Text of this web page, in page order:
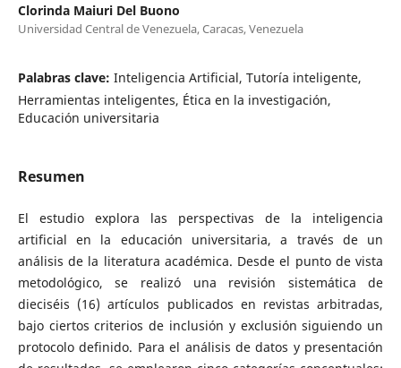
Clorinda Maiuri Del Buono
Universidad Central de Venezuela, Caracas, Venezuela
Palabras clave: Inteligencia Artificial, Tutoría inteligente,
Herramientas inteligentes, Ética en la investigación,
Educación universitaria
Resumen
El estudio explora las perspectivas de la inteligencia
artificial en la educación universitaria, a través de un
análisis de la literatura académica. Desde el punto de vista
metodológico, se realizó una revisión sistemática de
dieciséis (16) artículos publicados en revistas arbitradas,
bajo ciertos criterios de inclusión y exclusión siguiendo un
protocolo definido. Para el análisis de datos y presentación